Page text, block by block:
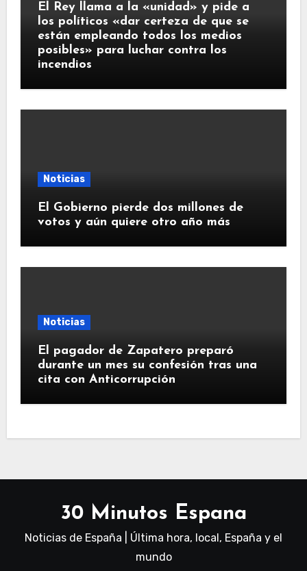
El Rey llama a la «unidad» y pide a
los políticos «dar certeza de que se
están empleando todos los medios
posibles» para luchar contra los
incendios
Noticias
El Gobierno pierde dos millones de
votos y aún quiere otro año más
Noticias
El pagador de Zapatero preparó
durante un mes su confesión tras una
cita con Anticorrupción
30 Minutos Espana
Noticias de España | Última hora, local, España y el
mundo